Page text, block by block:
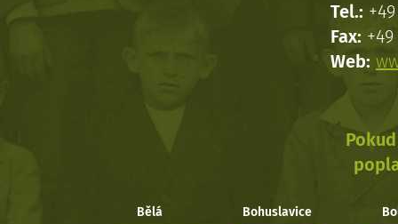
Tel.:
Fax:
Web:
Bělá Bohuslavice